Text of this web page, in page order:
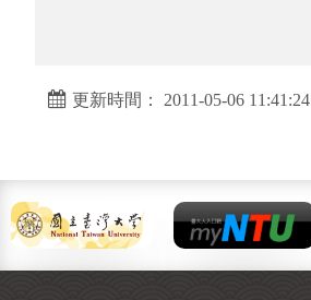
更新時間： 2011-05-06 11:41:24